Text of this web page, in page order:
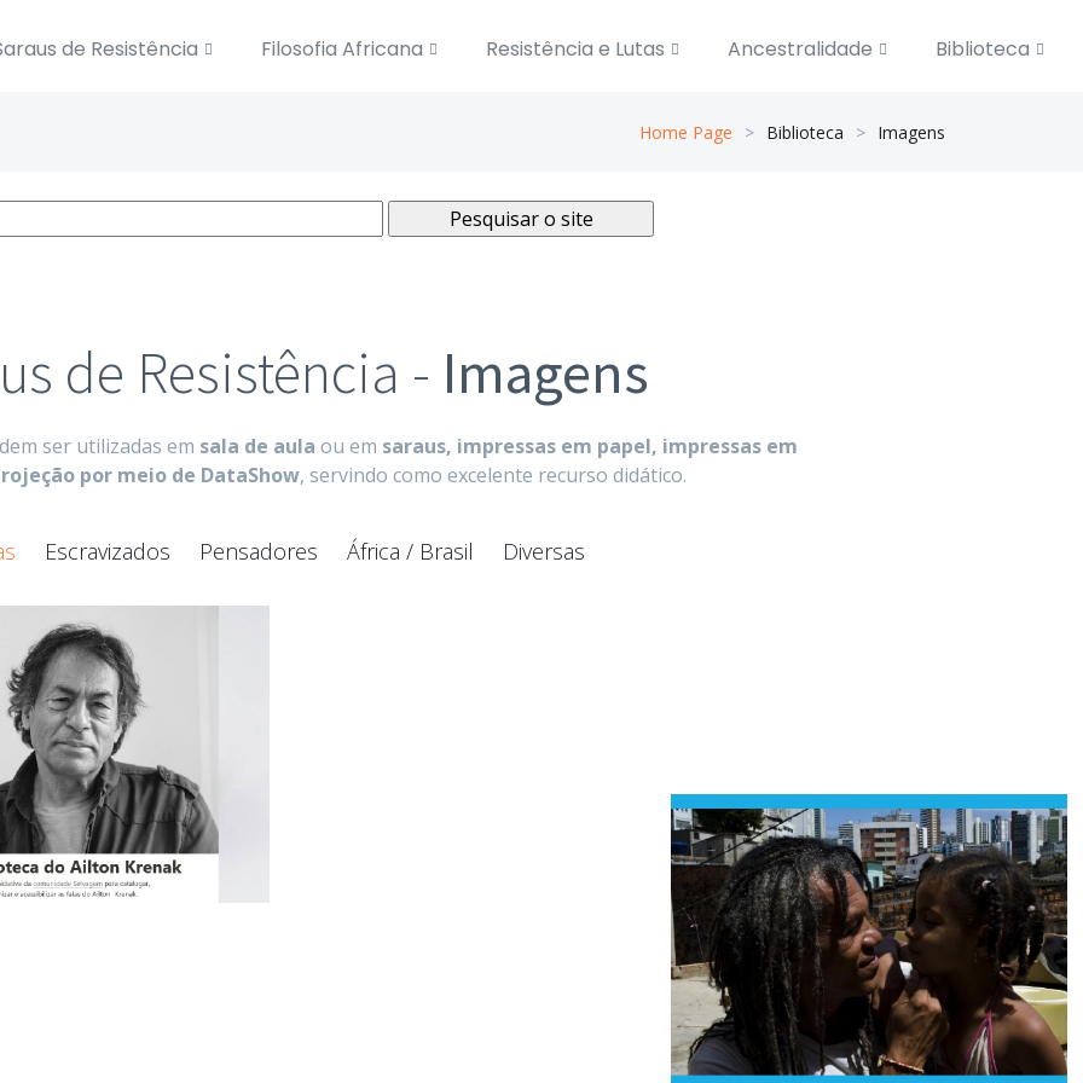
de Resistência Filosofia Africana Resistência e Lutas Ancestralidade Biblioteca
Home Page Biblioteca Imagens
de Resistência - Imagens
ser utilizadas em sala de aula ou em saraus, impressas em papel, impressas em
por meio de DataShow, servindo como excelente recurso didático.
Escravizados Pensadores África / Brasil Diversas